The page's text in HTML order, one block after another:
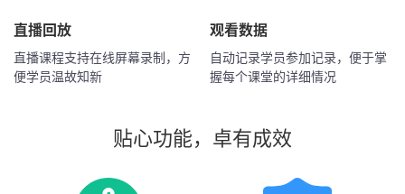
直播回放
直播课程支持在线屏幕录制，方
便学员温故知新
观看数据
自动记录学员参加记录，便于掌
握每个课堂的详细情况
贴心功能，卓有成效